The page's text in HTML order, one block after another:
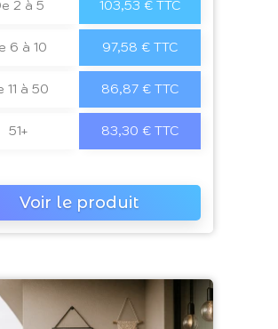
2 à 5 103,53 € TTC
6 à 10 97,58 € TTC
11 à 50 86,87 € TTC
51+ 83,30 € TTC
Voir le produit